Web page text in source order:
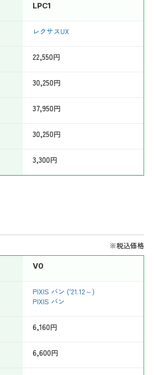
LPC1
レクサスUX
22,550円
30,250円
37,950円
30,250円
3,300円
※税込価格
V0
PIXIS バン ('21.12～)
PIXIS バン
6,160円
6,600円